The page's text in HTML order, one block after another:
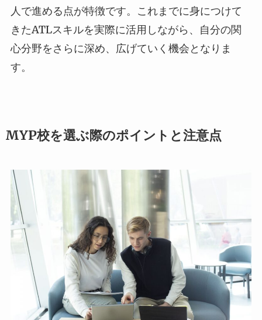
人で進める点が特徴です。これまでに身につけて
きたATLスキルを実際に活用しながら、自分の関
心分野をさらに深め、広げていく機会となりま
す。
MYP校を選ぶ際のポイントと注意点